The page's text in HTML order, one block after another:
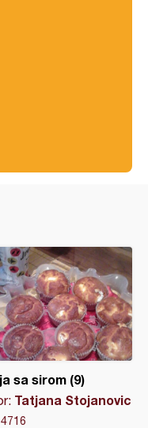
sa sirom (9)
Tatjana Stojanovic
4716